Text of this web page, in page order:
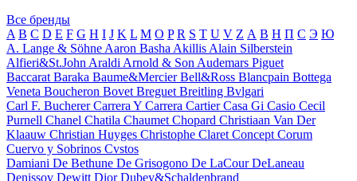
Все бренды
A B C D E F G H I J K L M O P R S T U V Z А В Н П С Э Ю
A. Lange & Söhne Aaron Basha Akillis Alain Silberstein
Alfieri&St.John Araldi Arnold & Son Audemars Piguet
Baccarat Baraka Baume&MercierBell&Ross Blancpain Bottega
Veneta Boucheron Bovet Breguet Breitling Bvlgari
Carl F. BuchererCarrera Y Carrera CartierCasa Gi Casio Cecil
Purnell Chanel Chatila Chaumet Chopard Christiaan Van Der
Klaauw Christian Huyges Christophe Claret Concept Corum
Cuervo y Sobrinos Cvstos
Damiani De Bethune De Grisogono De LaCourDeLaneau
Denissov Dewitt DiorDubey&Schaldenbrand